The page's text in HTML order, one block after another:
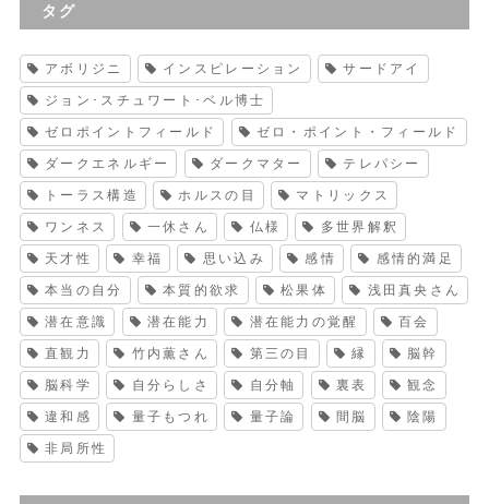
タグ
アボリジニ インスピレーション サードアイ
ジョン･スチュワート･ベル博士
ゼロポイントフィールド ゼロ・ポイント・フィールド
ダークエネルギー ダークマター テレパシー
トーラス構造 ホルスの目 マトリックス
ワンネス 一休さん 仏様 多世界解釈
天才性 幸福 思い込み 感情 感情的満足
本当の自分 本質的欲求 松果体 浅田真央さん
潜在意識 潜在能力 潜在能力の覚醒 百会
直観力 竹内薫さん 第三の目 縁 脳幹
脳科学 自分らしさ 自分軸 裏表 観念
違和感 量子もつれ 量子論 間脳 陰陽
非局所性